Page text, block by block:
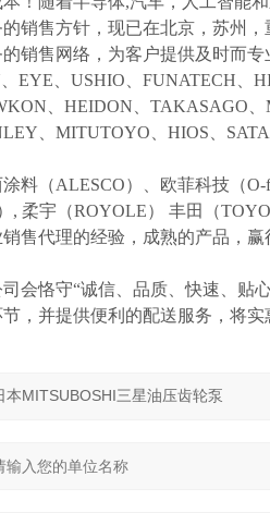
销售方针，现已在北京，苏州
销售网络，为客户提供及时而专
、EYE、USHIO、FUNATECH、
、HEIDON、TAKASAGO
、MITUTOYO、HIOS、
料（ALESCO）、欧菲科技（
, 柔宇（ROYOLE） 丰田（
销售代理的经验，成熟的产品，
会恪守“诚信、品质、快速、贴
，并提供便利的配送服务，将实